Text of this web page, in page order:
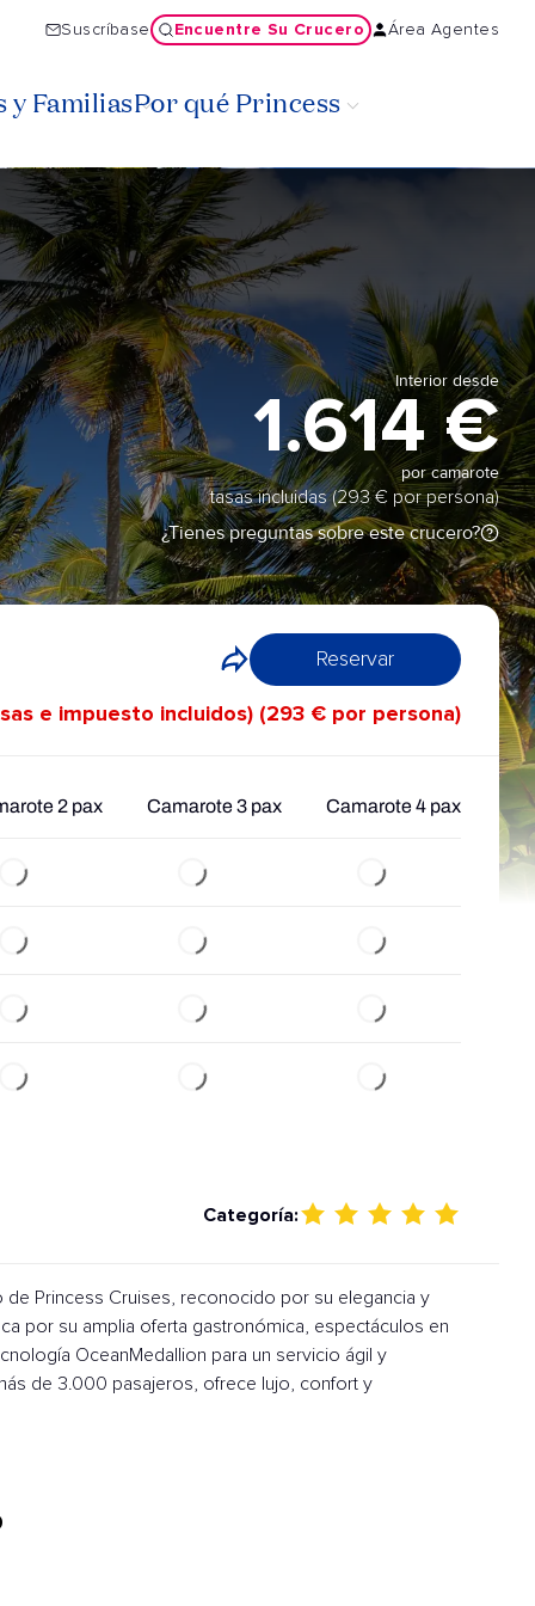
Suscríbase Encuentre Su Crucero Área Agentes
y FamiliasPor qué Princess
Interior desde
1.614 €
por camarote
tasas incluidas (293 € por persona)
¿Tienes preguntas sobre este crucero?
Reservar
e impuesto incluidos) (293 € por persona)
2 pax Camarote 3 pax Camarote 4 pax
Categoría:
de Princess Cruises, reconocido por su elegancia y
por su amplia oferta gastronómica, espectáculos en
OceanMedallion para un servicio ágil y
de 3.000 pasajeros, ofrece lujo, confort y